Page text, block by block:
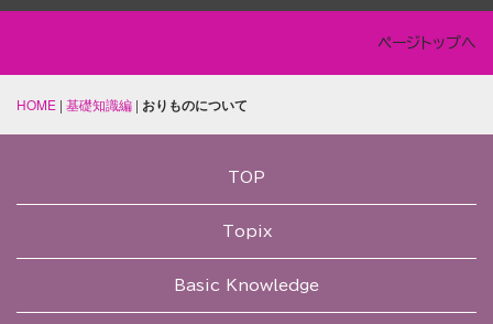
ページトップへ
HOME | 基礎知識編 | おりものについて
TOP
Topix
Basic Knowledge